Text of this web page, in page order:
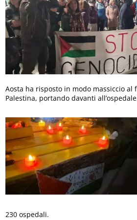
Aosta ha risposto in modo massiccio al
Palestina, portando davanti
230 ospedali.